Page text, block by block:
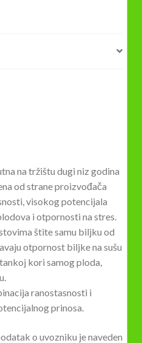
na tržištu dugi niz godina
od strane proizvođača
visokog potencijala
i otpornosti na stres.
štite samu biljku od
otpornost biljke na sušu
kori samog ploda,
ranostasnosti i
prinosa.
o uvozniku je naveden